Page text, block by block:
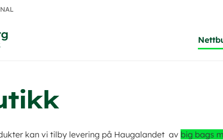
kan vi tilby levering på Haugalandet av big bags